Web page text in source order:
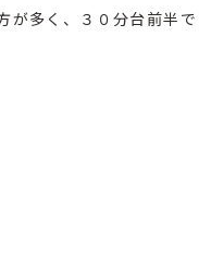
が多く、３０分台前半で